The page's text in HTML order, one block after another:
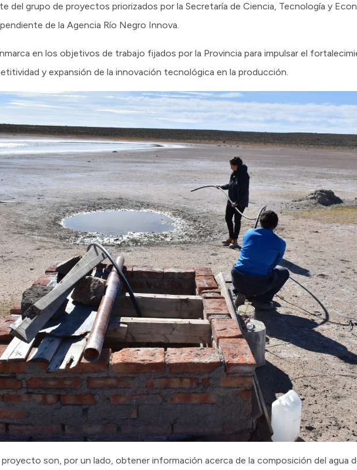
del grupo de proyectos priorizados por la Secretaría de Ciencia, Tecnología y
de la Agencia Río Negro Innova.
en los objetivos de trabajo fijados por la Provincia para impulsar el
y expansión de la innovación tecnológica en la producción.
son, por un lado, obtener información acerca de la composición del agua